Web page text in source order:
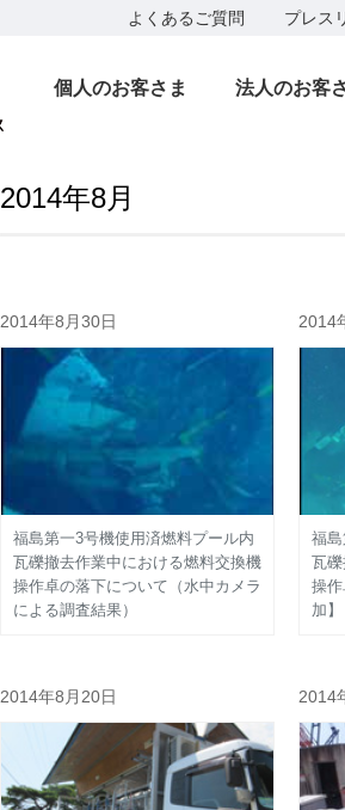
よくあるご質問 プレス
個人のお客さま 法人のお客
2014年8月
2014年8月30日
福島第一3号機使用済燃料プール内
瓦礫撤去作業中における燃料交換機
操作卓の落下について（水中カメラ
による調査結果）
2014
福
瓦
操
加】
2014年8月20日 2014